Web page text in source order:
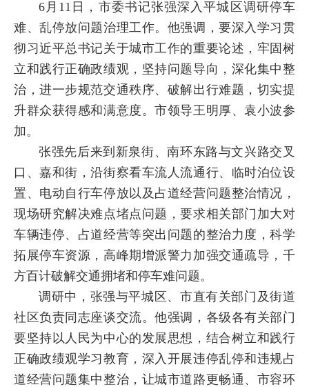
6月11日，市委书记张强深入平城区调研停车
难、乱停放问题治理工作。他强调，要深入学习贯
彻习近平总书记关于城市工作的重要论述，牢固树
立和践行正确政绩观，坚持问题导向，深化集中整
治，进一步规范交通秩序、破解出行难题，切实提
升群众获得感和满意度。市领导王明厚、袁小波参
加。
张强先后来到新泉街、南环东路与文兴路交叉
口、嘉和街，沿街察看车流人流通行、临时泊位设
置、电动自行车停放以及占道经营问题整治情况，
现场研究解决难点堵点问题，要求相关部门加大对
车辆违停、占道经营等突出问题的整治力度，科学
拓展停车资源，高峰期增派警力加强交通疏导，千
方百计破解交通拥堵和停车难问题。
调研中，张强与平城区、市直有关部门及街道
社区负责同志座谈交流。他强调，各级各有关部门
要坚持以人民为中心的发展思想，结合树立和践行
正确政绩观学习教育，深入开展违停乱停和违规占
道经营问题集中整治，让城市道路更畅通、市容环